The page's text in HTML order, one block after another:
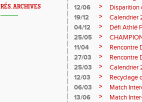
RÉS. ARCHIVES
12/06
>
Disparition
19/12
>
Calendrier
04/12
>
Défi Athlé
25/05
>
11/04
>
Rencontre
27/03
>
Rencontre
25/03
>
Calendrier
12/03
>
Recyclage
06/03
>
Match
13/06
>
Match